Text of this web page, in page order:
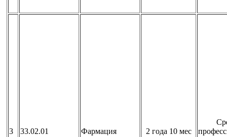
3 33.02.01 Фармация 2 года 10 мес